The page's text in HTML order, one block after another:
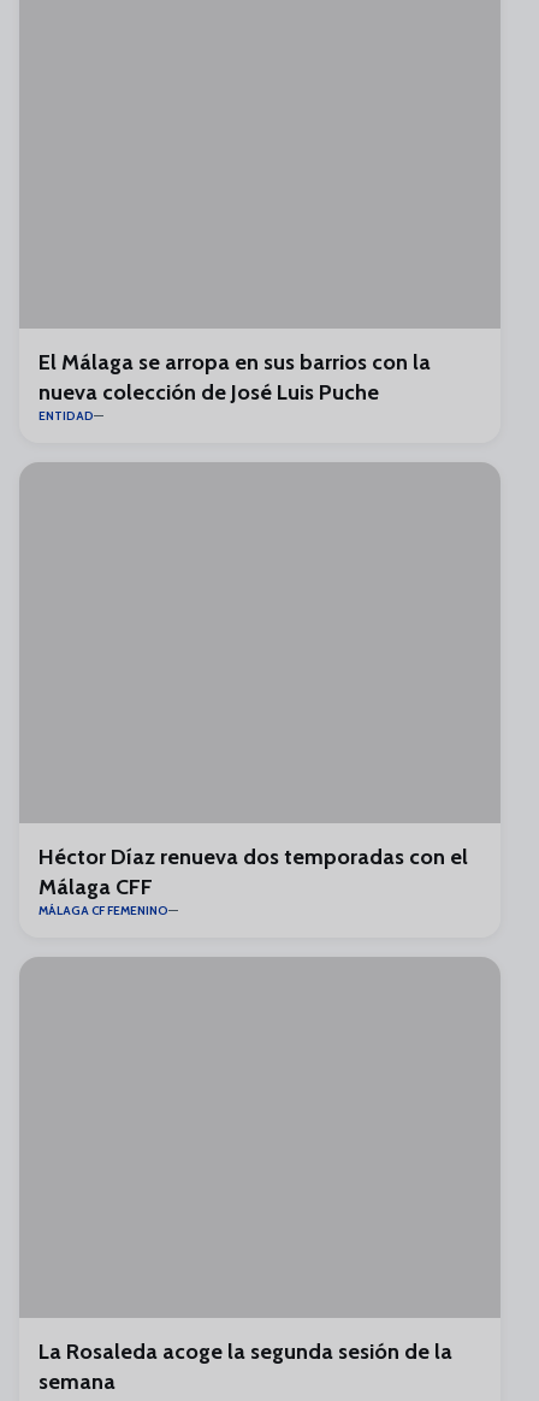
El Málaga se arropa en sus barrios con la
nueva colección de José Luis Puche
ENTIDAD
Héctor Díaz renueva dos temporadas con el
Málaga CFF
MÁLAGA CF FEMENINO
La Rosaleda acoge la segunda sesión de la
semana